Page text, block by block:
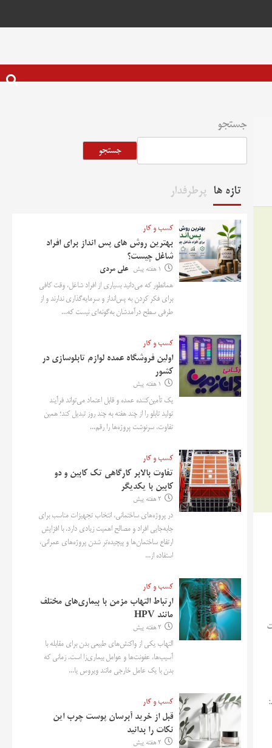
جستجو
جستجو
تازه ها پرطرفدار
کسب و کار
بهترین روش‌ های پس‌ انداز برای افراد
شاغل چیست؟
1 هفته پیش علی مردی
همانطور که می‌دانید بسیاری از افراد شاغل، وقت کافی
برای فکر کردن به پس‌انداز و سرمایه‌گذاری ندارند و از
طرفی سطح درآمدشان به‌گونه‌ای نیست که...
کسب و کار
اولین فروشگاه عمده لوازم تابلوسازی در
کشور
1 هفته پیش
یک تأمین‌کننده عمده و قابل اعتماد می‌تواند فرآیند
تولید تابلو را از چند هفته به چند روز تبدیل کند؛ همین
تفاوت، سرنوشت پروژه‌ها را رقم...
کسب و کار
تفاوت بالابر کارگاهی تک کابین و دو
کابین با یکدیگر
2 هفته پیش
در پروژه‌های ساختمانی، انتخاب تجهیزات مناسب برای
جابه‌جایی افراد و مصالح اهمیت زیادی دارد. با افزایش
ارتفاع ساختمان‌ها و پیچیده‌تر شدن پروژه‌های عمرانی،
استفاده از...
کسب و کار
ارتباط التهاب مزمن با بیماری‌های مختلف
مانند HPV
2 هفته پیش
التهاب یکی از واکنش‌های طبیعی بدن برای مقابله با
آسیب‌ها، عفونت‌ها و عوامل بیماری‌زا است. زمانی که
بدن با یک عامل خارجی مانند ویروس یا...
کسب و کار
قبل از خرید آبرسان پوست چرب این
نکات را بدانید
2 هفته پیش